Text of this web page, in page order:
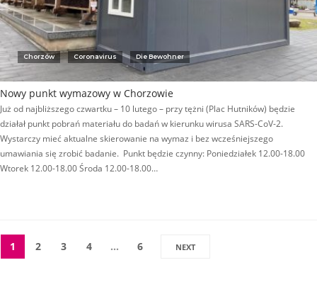
Chorzów Coronavirus Die Bewohner
Nowy punkt wymazowy w Chorzowie
Już od najbliższego czwartku – 10 lutego – przy tężni (Plac Hutników) będzie
działał punkt pobrań materiału do badań w kierunku wirusa SARS-CoV-2.
Wystarczy mieć aktualne skierowanie na wymaz i bez wcześniejszego
umawiania się zrobić badanie. Punkt będzie czynny: Poniedziałek 12.00-18.00
Wtorek 12.00-18.00 Środa 12.00-18.00…
1 2 3 4 … 6 NEXT